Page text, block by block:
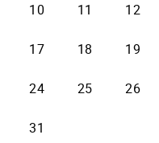
10 11 12
17 18 19
24 25 26
31